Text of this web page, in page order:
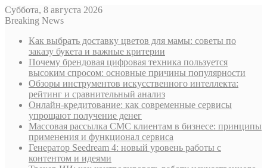
Суббота, 8 августа 2026
Breaking News
Как выбрать доставку цветов для мамы: советы по
заказу букета и важные критерии
Почему брендовая цифровая техника пользуется
высоким спросом: основные причины популярности
Обзоры инструментов искусственного интеллекта:
рейтинг и сравнительный анализ
Онлайн-кредитование: как современные сервисы
упрощают получение денег
Массовая рассылка СМС клиентам в бизнесе: принципы
применения и функционал сервиса
Генератор Seedream 4: новый уровень работы с
контентом и идеями